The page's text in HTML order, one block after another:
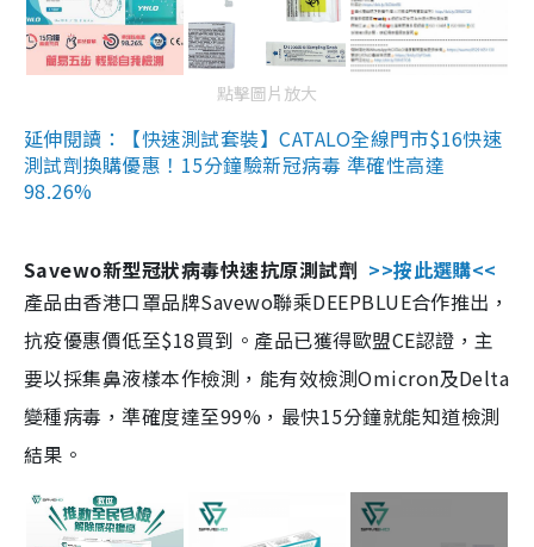
點擊圖片放大
延伸閱讀：【快速測試套裝】CATALO全線門市$16快速
測試劑換購優惠！15分鐘驗新冠病毒 準確性高達
98.26%
Savewo新型冠狀病毒快速抗原測試劑 >>按此選購<<
產品由香港口罩品牌Savewo聯乘DEEPBLUE合作推出，
抗疫優惠價低至$18買到。產品已獲得歐盟CE認證，主
要以採集鼻液樣本作檢測，能有效檢測Omicron及Delta
變種病毒，準確度達至99%，最快15分鐘就能知道檢測
結果。